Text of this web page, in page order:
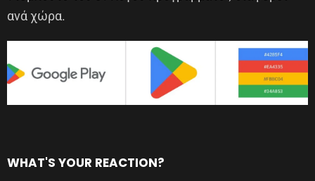
ανά χώρα.
WHAT'S YOUR REACTION?